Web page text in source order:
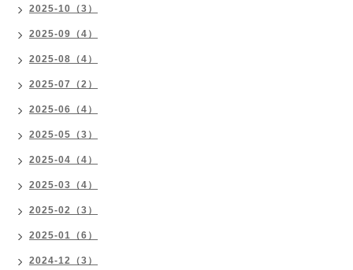
2025-10（3）
2025-09（4）
2025-08（4）
2025-07（2）
2025-06（4）
2025-05（3）
2025-04（4）
2025-03（4）
2025-02（3）
2025-01（6）
2024-12（3）